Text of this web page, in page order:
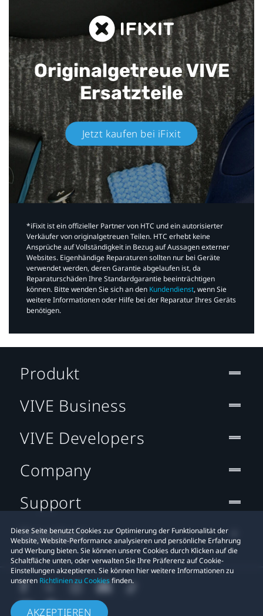
Originalgetreue VIVE
Ersatzteile
Jetzt kaufen bei iFixit​
*iFixit ist ein offizieller Partner von HTC und ein autorisierter
Verkäufer von originalgetreuen Teilen. HTC erhebt keine
Ansprüche auf Vollständigkeit in Bezug auf Aussagen externer
Websites. Eigenhändige Reparaturen sollten nur bei Geräte
verwendet werden, deren Garantie abgelaufen ist, da
Reparaturschäden Ihre Standardgarantie beeinträchtigen
können. Bitte wenden Sie sich an den Kundendienst, wenn Sie
weitere Informationen oder Hilfe bei der Reparatur Ihres Geräts
benötigen.​
Diese Seite benutzt Cookies zur Optimierung der Funktionalität der
Website, Website-Performance analysieren und persönliche Erfahrung
und Werbung bieten. Sie können unsere Cookies durch Klicken auf die
Schaltfläche unten, oder verwalten Sie Ihre Präferenz auf Cookie-
Einstellungen akzeptieren. Sie können hier weitere Informationen zu
unseren Richtlinien zu Cookiesfinden.
AKZEPTIEREN
Produkt
VIVE Business
VIVE Developers
Company
Support
Standort